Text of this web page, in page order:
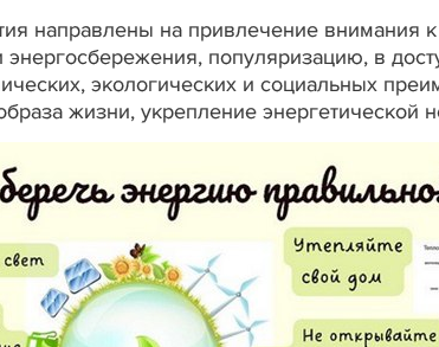
направлены на привлечение внимания
популяризацию, в
экологических и социальных
жизни, укрепление энергетической